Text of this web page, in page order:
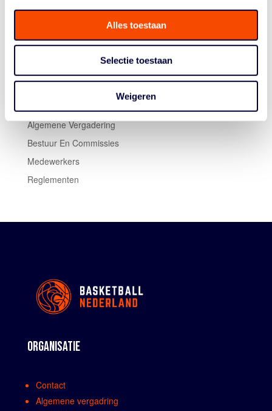
Alles toestaan
Selectie toestaan
Weigeren
Algemene Vergadering
Bestuur En Commissies
Medewerkers
Reglementen
ORGANISATIE
Contact
Algemene vergadring